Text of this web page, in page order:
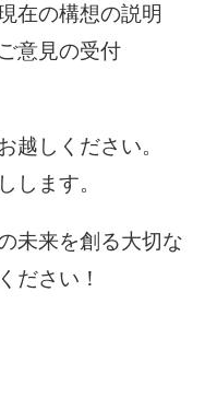
在の構想の説明
意見の受付
越しください。
します。
未来を創る大切な
ださい！